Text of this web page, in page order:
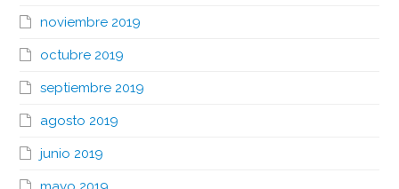
noviembre 2019
octubre 2019
septiembre 2019
agosto 2019
junio 2019